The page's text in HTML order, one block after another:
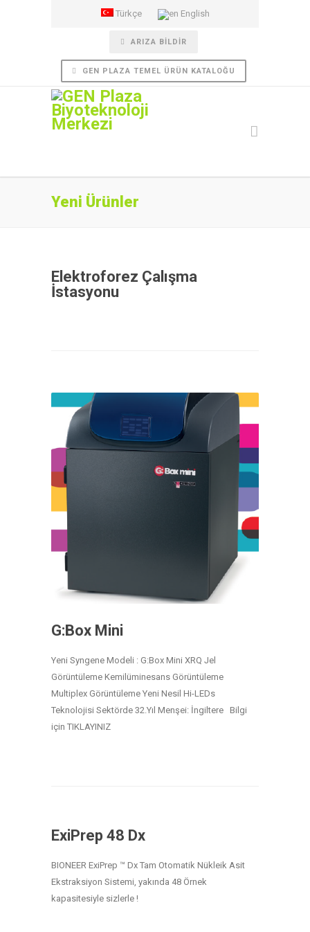
Türkçe English
ARIZA BILDIR
GEN PLAZA TEMEL ÜRÜN KATALOĞU
Yeni Ürünler
Elektroforez Çalışma
İstasyonu
G:Box Mini
Yeni Syngene Modeli : G:Box Mini XRQ Jel
Görüntüleme Kemilüminesans Görüntüleme
Multiplex Görüntüleme Yeni Nesil Hi-LEDs
Teknolojisi Sektörde 32.Yıl Menşei: İngiltere Bilgi
için TIKLAYINIZ
ExiPrep 48 Dx
BIONEER ExiPrep ™ Dx Tam Otomatik Nükleik Asit
Ekstraksiyon Sistemi, yakında 48 Örnek
kapasitesiyle sizlerle !